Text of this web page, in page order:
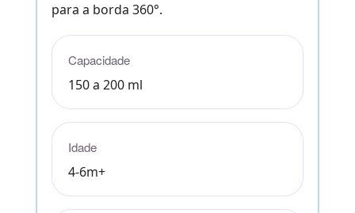
para a borda 360°.
Capacidade
150 a 200 ml
Idade
4-6m+